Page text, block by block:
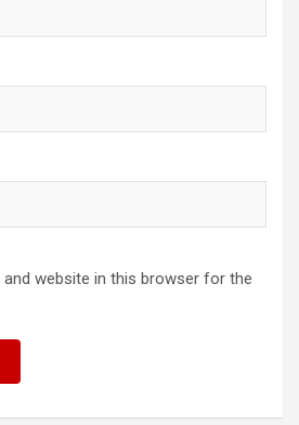
and website in this browser for the